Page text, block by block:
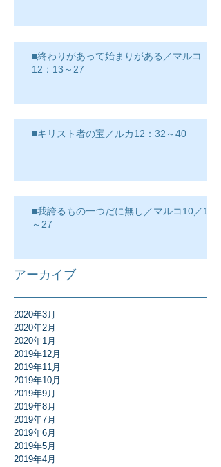
■終わりがあって始まりがある／マルコ
12：13～27
■キリスト者の宝／ルカ12：32～40
■我誇るもの一つだに無し／マルコ10／17
～27
アーカイブ
2020年3月
2020年2月
2020年1月
2019年12月
2019年11月
2019年10月
2019年9月
2019年8月
2019年7月
2019年6月
2019年5月
2019年4月